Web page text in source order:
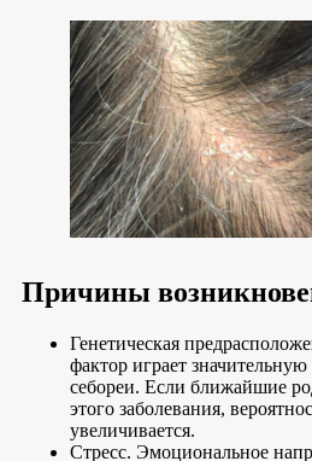
Причины
Генетическая
фактор играет
себореи. Если ближайшие
этого заболевания,
увеличивается.
Стресс. Эмоциональное